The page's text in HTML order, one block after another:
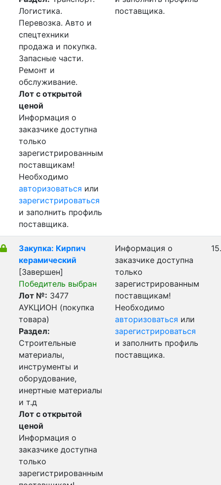
Логистика.
Перевозка. Авто и
спецтехники
продажа и покупка.
Запасные части.
Ремонт и
обслуживание.
Лот с открытой
ценой
Информация о
заказчике доступна
только
зарегистрированным
поставщикам!
Необходимо
авторизоваться или
зарегистрироваться
и заполнить профиль
поставщика.
поставщика.
Закупка: Кирпич
керамический
[Завершен]
Победитель выбран
Лот №: 3477
АУКЦИОН (покупка
товара)
Раздел:
Строительные
материалы,
инструменты и
оборудование,
инертные материалы
и т.д
Лот с открытой
ценой
Информация о
заказчике доступна
только
зарегистрированным
Информация о
заказчике доступна
только
зарегистрированным
поставщикам!
Необходимо
авторизоваться или
зарегистрироваться
и заполнить профиль
поставщика.